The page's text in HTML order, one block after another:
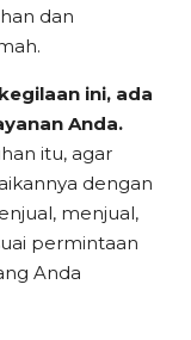
dan
ini, ada
Anda.
itu, agar
dengan
menjual,
permintaan
Anda